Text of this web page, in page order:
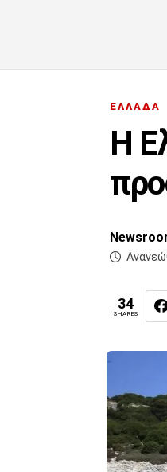
ΕΛΛΑΔΑ
Η
34
SHARES